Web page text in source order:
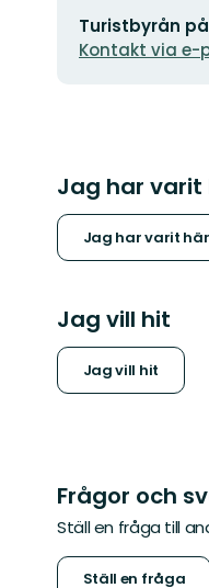
E-
postadress
Turistbyrån
Kontakt via e-
Jag har varit
Jag har varit här
Jag vill hit
Jag vill hit
Frågor och
Ställ en fråga till
Ställ en fråga